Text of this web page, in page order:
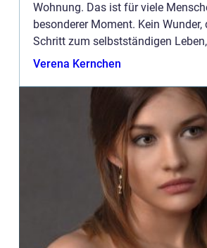
Wohnung. Das ist für viele
besonderer Moment. Kein Wunder,
Schritt zum selbstständigen
Abnabelung von den Eltern zu
Verena Kernchen